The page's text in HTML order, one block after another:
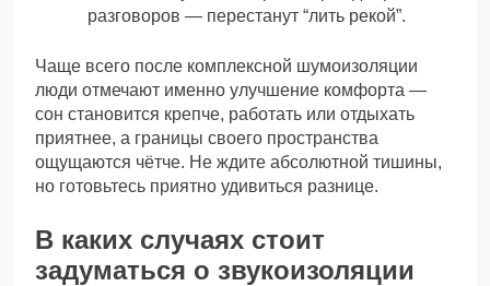
разговоров — перестанут “лить рекой”.
Чаще всего после комплексной шумоизоляции
люди отмечают именно улучшение комфорта —
сон становится крепче, работать или отдыхать
приятнее, а границы своего пространства
ощущаются чётче. Не ждите абсолютной тишины,
но готовьтесь приятно удивиться разнице.
В каких случаях стоит
задуматься о звукоизоляции